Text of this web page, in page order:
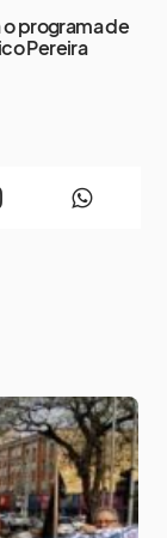
o programa de
Pereira